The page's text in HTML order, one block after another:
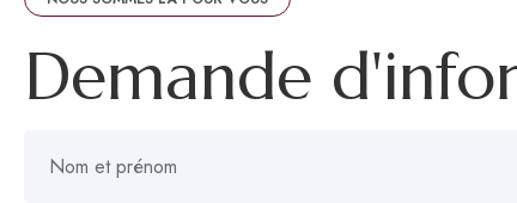
Demande